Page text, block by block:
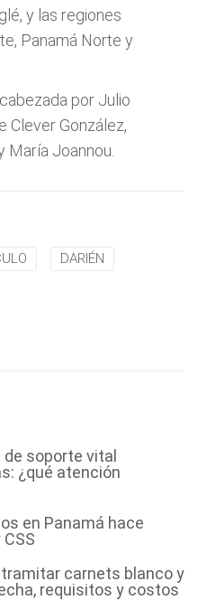
y las regiones
Panamá Norte y
por Julio
Clever González,
María Joannou.
DARIÉN
soporte vital
¿qué atención
en Panamá hace
carnets blanco y
requisitos y costos